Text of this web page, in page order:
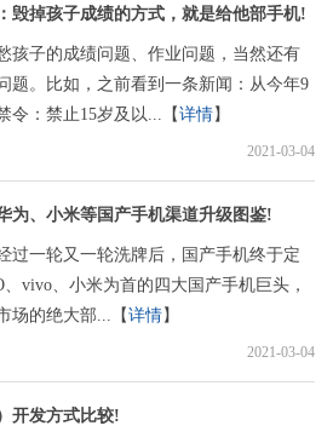
毁掉孩子成绩的方式，就是给他部手机!
孩子的成绩问题、作业问题，当然还有
题。比如，之前看到一条新闻：从今年9
令：禁止15岁及以...【详情】
2021-03-04
为、小米等国产手机渠道升级图鉴!
过一轮又一轮洗牌后，国产手机终于定
vivo、小米为首的四大国产手机巨头，
场的绝大部...【详情】
2021-03-04
开发方式比较!